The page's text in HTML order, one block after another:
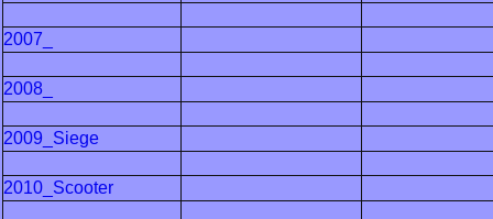
2007_
2008_
2009_Siege
2010_Scooter